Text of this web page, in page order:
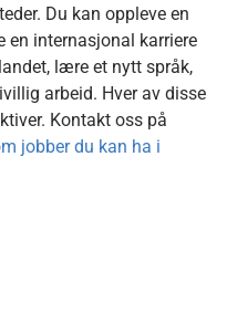
Du kan oppleve en
en internasjonal karriere
lære et nytt språk,
arbeid. Hver av disse
Kontakt oss på
jobber du kan ha i